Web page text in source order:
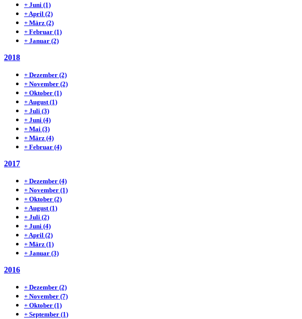
+ Juni (1)
+ April (2)
+ März (2)
+ Februar (1)
+ Januar (2)
2018
+ Dezember (2)
+ November (2)
+ Oktober (1)
+ August (1)
+ Juli (3)
+ Juni (4)
+ Mai (3)
+ März (4)
+ Februar (4)
2017
+ Dezember (4)
+ November (1)
+ Oktober (2)
+ August (1)
+ Juli (2)
+ Juni (4)
+ April (2)
+ März (1)
+ Januar (3)
2016
+ Dezember (2)
+ November (7)
+ Oktober (1)
+ September (1)